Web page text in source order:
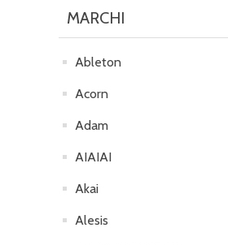
MARCHI
Ableton
Acorn
Adam
AIAIAI
Akai
Alesis